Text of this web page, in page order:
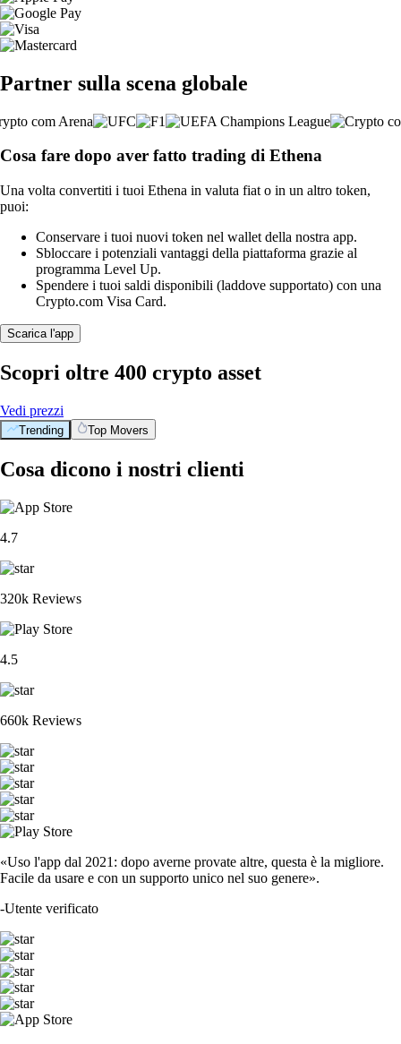
Partner sulla scena globale
Cosa fare dopo aver fatto trading di Ethena
Una volta convertiti i tuoi Ethena in valuta fiat o in un altro token,
puoi:
Conservare i tuoi nuovi token nel wallet della nostra app.
Sbloccare i potenziali vantaggi della piattaforma grazie al
programma Level Up.
Spendere i tuoi saldi disponibili (laddove supportato) con una
Crypto.com Visa Card.
Scarica l'app
Scopri oltre 400 crypto asset
Vedi prezzi
Trending Top Movers
Cosa dicono i nostri clienti
4.7
320k Reviews
4.5
660k Reviews
«Uso l'app dal 2021: dopo averne provate altre, questa è la migliore.
Facile da usare e con un supporto unico nel suo genere».
-Utente verificato